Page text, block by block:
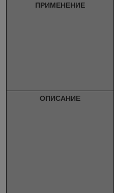
ПРИМЕНЕНИЕ
ОПИСАНИЕ